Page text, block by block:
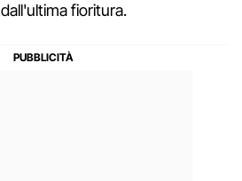
dall'ultima fioritura.